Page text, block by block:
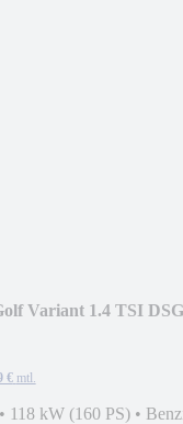
Variant 1.4 TSI DSG
€ mtl.
• 118 kW (160 PS) •